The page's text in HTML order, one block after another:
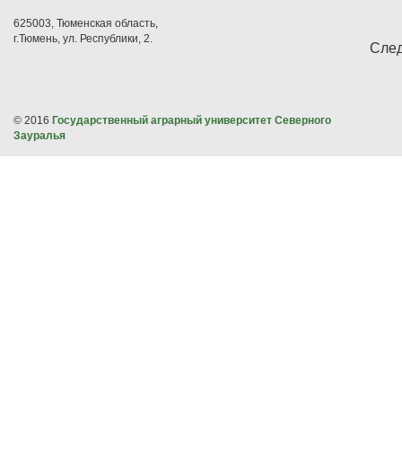
625003, Тюменская область,
г.Тюмень, ул. Республики, 2.
© 2016 Государственный аграрный университет Северного
Зауралья